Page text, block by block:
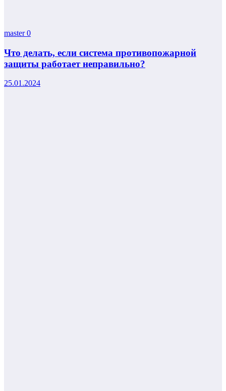
master0
Что делать, если система противопожарной
защиты работает неправильно?
25.01.2024